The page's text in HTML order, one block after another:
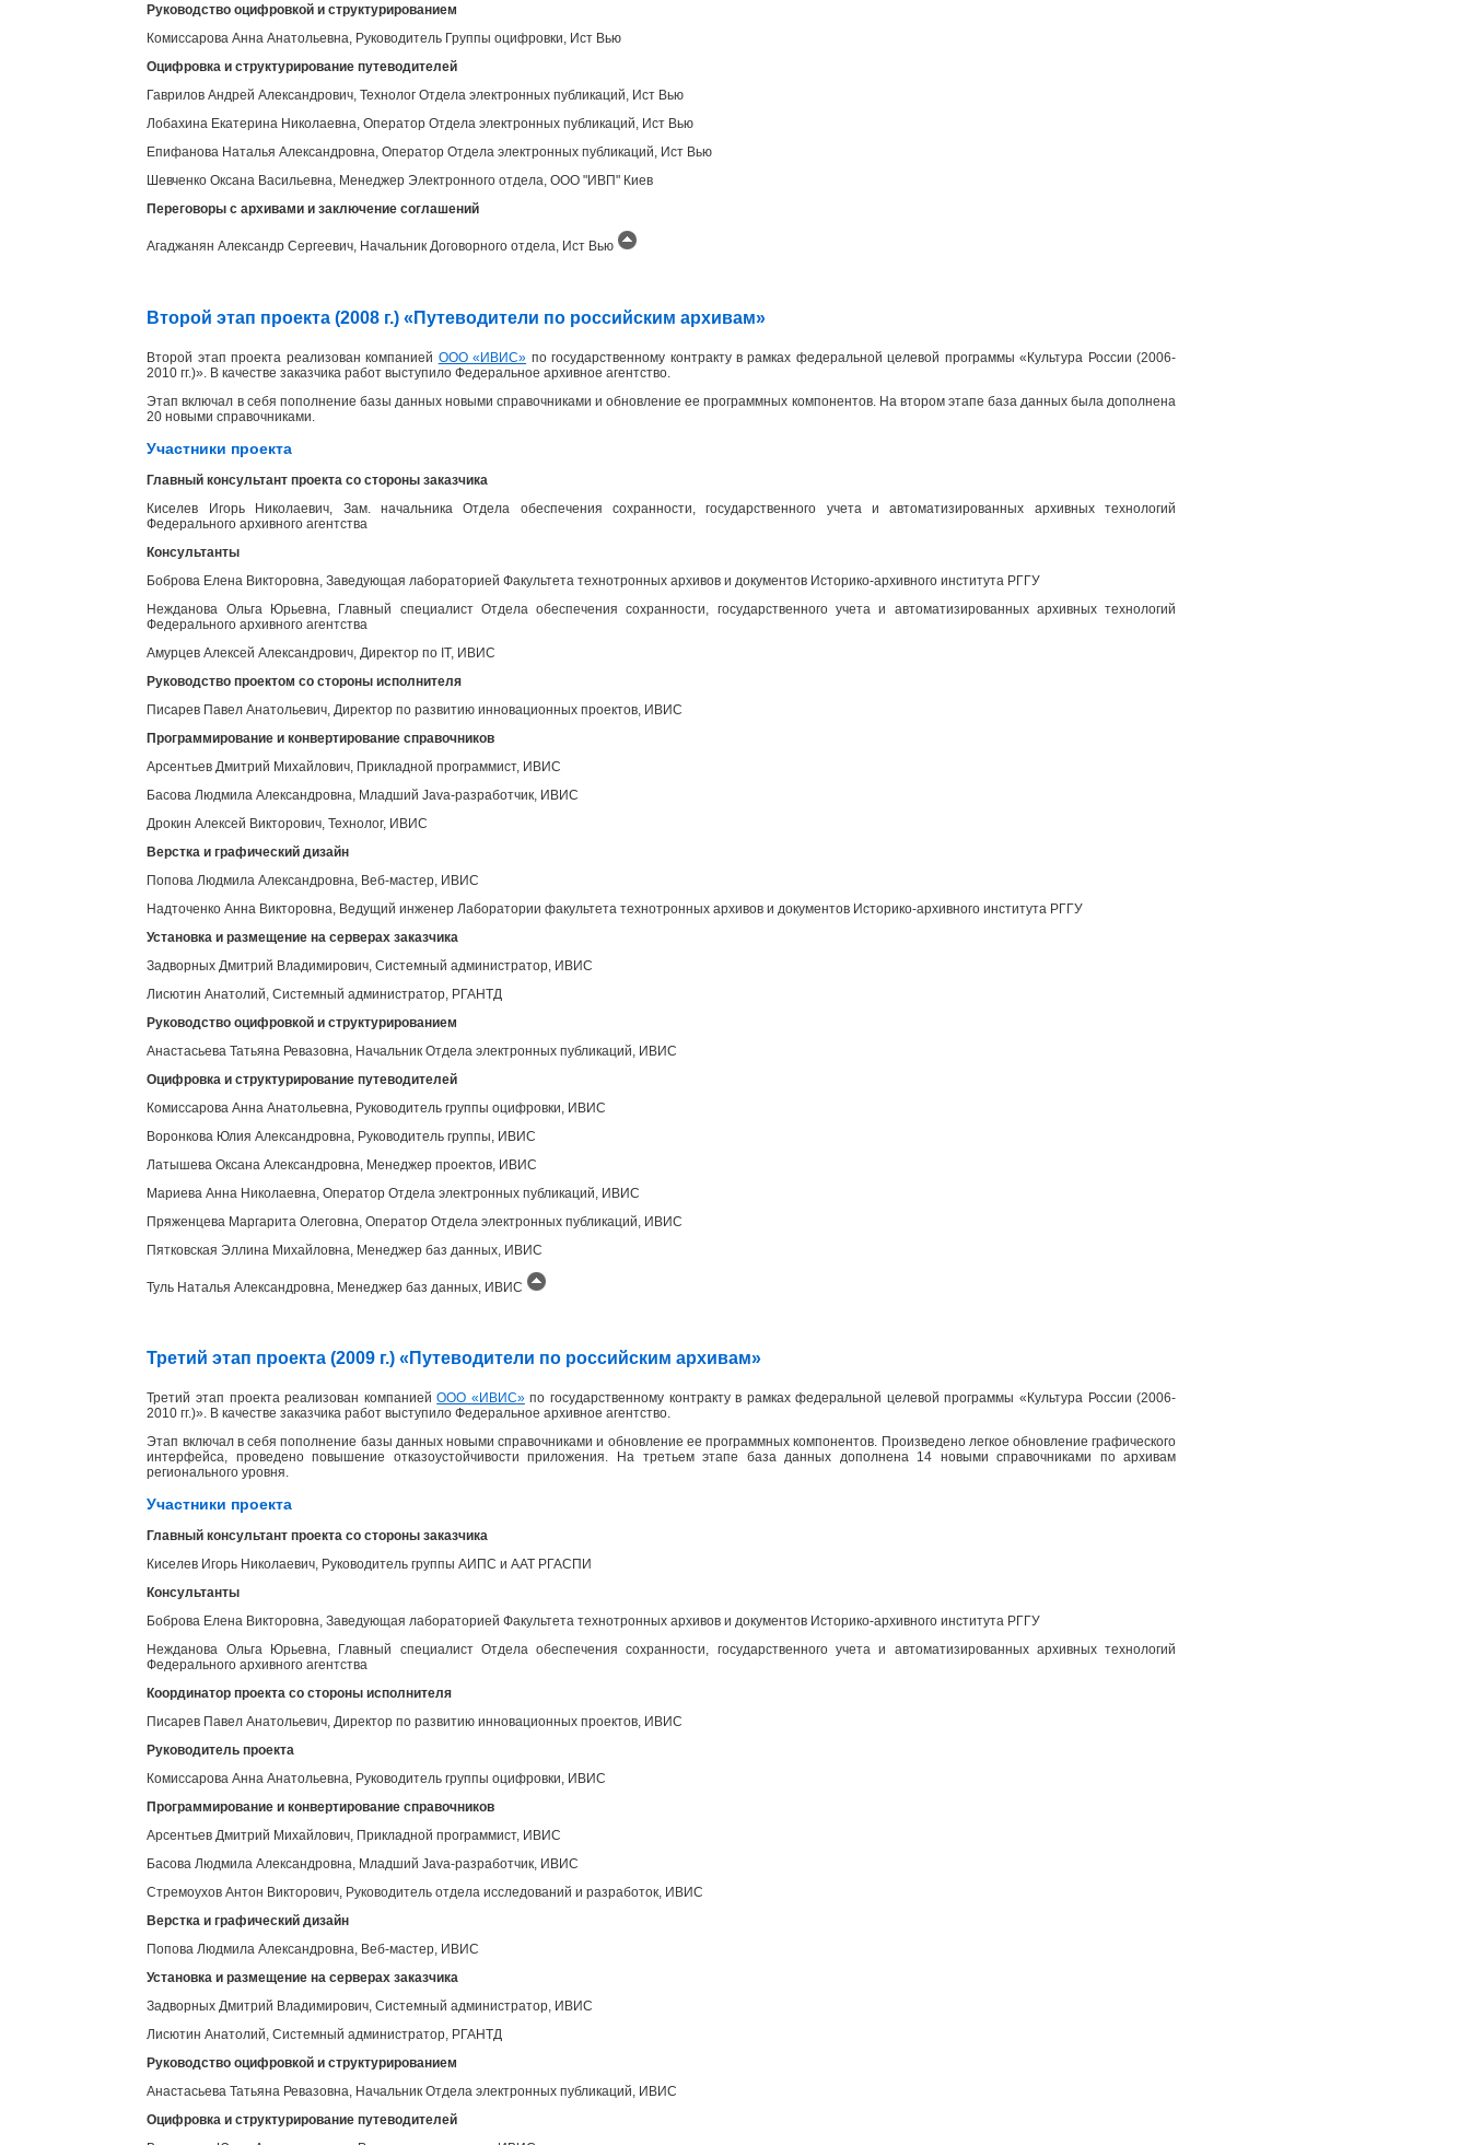
Руководство оцифровкой и структурированием
Комиссарова Анна Анатольевна, Руководитель Группы оцифровки, Ист Вью
Оцифровка и структурирование путеводителей
Гаврилов Андрей Александрович, Технолог Отдела электронных публикаций, Ист Вью
Лобахина Екатерина Николаевна, Оператор Отдела электронных публикаций, Ист Вью
Епифанова Наталья Александровна, Оператор Отдела электронных публикаций, Ист Вью
Шевченко Оксана Васильевна, Менеджер Электронного отдела, OOO "ИВП" Киев
Переговоры с архивами и заключение соглашений
Агаджанян Александр Сергеевич, Начальник Договорного отдела, Ист Вью
Второй этап проекта (2008 г.) «Путеводители по российским архивам»
Второй этап проекта реализован компанией ООО «ИВИС» по государственному контракту в рамках федеральной целевой программы «Культура России (2006-
2010 гг.)». В качестве заказчика работ выступило Федеральное архивное агентство.
Этап включал в себя пополнение базы данных новыми справочниками и обновление ее программных компонентов. На втором этапе база данных была дополнена
20 новыми справочниками.
Участники проекта
Главный консультант проекта со стороны заказчика
Киселев Игорь Николаевич, Зам. начальника Отдела обеспечения сохранности, государственного учета и автоматизированных архивных технологий
Федерального архивного агентства
Консультанты
Боброва Елена Викторовна, Заведующая лабораторией Факультета технотронных архивов и документов Историко-архивного института РГГУ
Нежданова Ольга Юрьевна, Главный специалист Отдела обеспечения сохранности, государственного учета и автоматизированных архивных технологий
Федерального архивного агентства
Амурцев Алексей Александрович, Директор по IT, ИВИС
Руководство проектом со стороны исполнителя
Писарев Павел Анатольевич, Директор по развитию инновационных проектов, ИВИС
Программирование и конвертирование справочников
Арсентьев Дмитрий Михайлович, Прикладной программист, ИВИС
Басова Людмила Александровна, Младший Java-разработчик, ИВИС
Дрокин Алексей Викторович, Технолог, ИВИС
Верстка и графический дизайн
Попова Людмила Александровна, Веб-мастер, ИВИС
Надточенко Анна Викторовна, Ведущий инженер Лаборатории факультета технотронных архивов и документов Историко-архивного института РГГУ
Установка и размещение на серверах заказчика
Задворных Дмитрий Владимирович, Системный администратор, ИВИС
Лисютин Анатолий, Системный администратор, РГАНТД
Руководство оцифровкой и структурированием
Анастасьева Татьяна Ревазовна, Начальник Отдела электронных публикаций, ИВИС
Оцифровка и структурирование путеводителей
Комиссарова Анна Анатольевна, Руководитель группы оцифровки, ИВИС
Воронкова Юлия Александровна, Руководитель группы, ИВИС
Латышева Оксана Александровна, Менеджер проектов, ИВИС
Мариева Анна Николаевна, Оператор Отдела электронных публикаций, ИВИС
Пряженцева Маргарита Олеговна, Оператор Отдела электронных публикаций, ИВИС
Пятковская Эллина Михайловна, Менеджер баз данных, ИВИС
Туль Наталья Александровна, Менеджер баз данных, ИВИС
Третий этап проекта (2009 г.) «Путеводители по российским архивам»
Третий этап проекта реализован компаниейООО «ИВИС»по государственному контракту в рамках федеральной целевой программы «Культура России (2006-
2010 гг.)». В качестве заказчика работ выступило Федеральное архивное агентство.
Этап включал в себя пополнение базы данных новыми справочниками и обновление ее программных компонентов. Произведено легкое обновление графического
интерфейса, проведено повышение отказоустойчивости приложения. На третьем этапе база данных дополнена 14 новыми справочниками по архивам
регионального уровня.
Участники проекта
Главный консультант проекта со стороны заказчика
Киселев Игорь Николаевич, Руководитель группы АИПС и ААТ РГАСПИ
Консультанты
Боброва Елена Викторовна, Заведующая лабораторией Факультета технотронных архивов и документов Историко-архивного института РГГУ
Нежданова Ольга Юрьевна, Главный специалист Отдела обеспечения сохранности, государственного учета и автоматизированных архивных технологий
Федерального архивного агентства
Координатор проекта со стороны исполнителя
Писарев Павел Анатольевич, Директор по развитию инновационных проектов, ИВИС
Руководитель проекта
Комиссарова Анна Анатольевна, Руководитель группы оцифровки, ИВИС
Программирование и конвертирование справочников
Арсентьев Дмитрий Михайлович, Прикладной программист, ИВИС
Басова Людмила Александровна, Младший Java-разработчик, ИВИС
Стремоухов Антон Викторович, Руководитель отдела исследований и разработок, ИВИС
Верстка и графический дизайн
Попова Людмила Александровна, Веб-мастер, ИВИС
Установка и размещение на серверах заказчика
Задворных Дмитрий Владимирович, Системный администратор, ИВИС
Лисютин Анатолий, Системный администратор, РГАНТД
Руководство оцифровкой и структурированием
Анастасьева Татьяна Ревазовна, Начальник Отдела электронных публикаций, ИВИС
Оцифровка и структурирование путеводителей